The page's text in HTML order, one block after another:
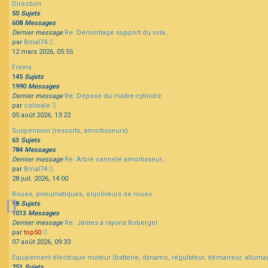
Direction
50 Sujets
608 Messages
Dernier message Re: Démontage support du vola…
par Bmal74
le
12 mars 2026, 05:55
Freins
145 Sujets
1990Messages
Dernier message Re: Dépose du maître-cylindre
par colorale
le
message
05 août 2026, 13:22
Suspension (ressorts, amortisseurs).
63 Sujets
784 Messages
Dernier message Re: Arbre cannelé amortisseur…
par Bmal74
le
message
28 juil. 2026, 14:00
Roues, pneumatiques, enjoliveurs de roues.
98 Sujets
1013 Messages
Dernier message Re: Jantes à rayons Robergel
par top50
le
message
07 août 2026, 09:33
Equipement électrique moteur (batterie, dynamo, régulateur, démarreur,